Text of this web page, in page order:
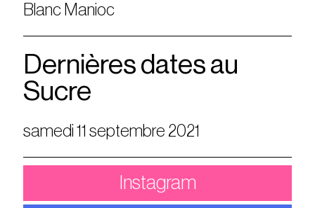
Blanc Manioc
Dernières dates au
Sucre
samedi 11 septembre 2021
Instagram